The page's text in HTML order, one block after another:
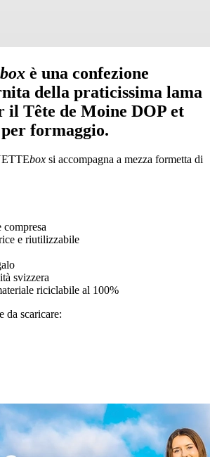
box è una confezione
della praticissima lama
il Tête de Moine DOP et
formaggio.
box si accompagna a mezza formetta di
compresa
e riutilizzabile
svizzera
riciclabile al 100%
da scaricare: